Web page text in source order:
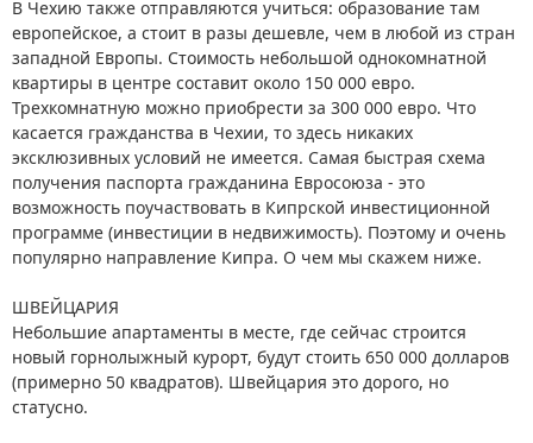
В Чехию также отправляются учиться: образование там
европейское, а стоит в разы дешевле, чем в любой из стран
западной Европы. Стоимость небольшой однокомнатной
квартиры в центре составит около 150 000 евро.
Трехкомнатную можно приобрести за 300 000 евро. Что
касается гражданства в Чехии, то здесь никаких
эксклюзивных условий не имеется. Самая быстрая схема
получения паспорта гражданина Евросоюза - это
возможность поучаствовать в Кипрской инвестиционной
программе (инвестиции в недвижимость). Поэтому и очень
популярно направление Кипра. О чем мы скажем ниже.
ШВЕЙЦАРИЯ
Небольшие апартаменты в месте, где сейчас строится
новый горнолыжный курорт, будут стоить 650 000 долларов
(примерно 50 квадратов). Швейцария это дорого, но
статусно.